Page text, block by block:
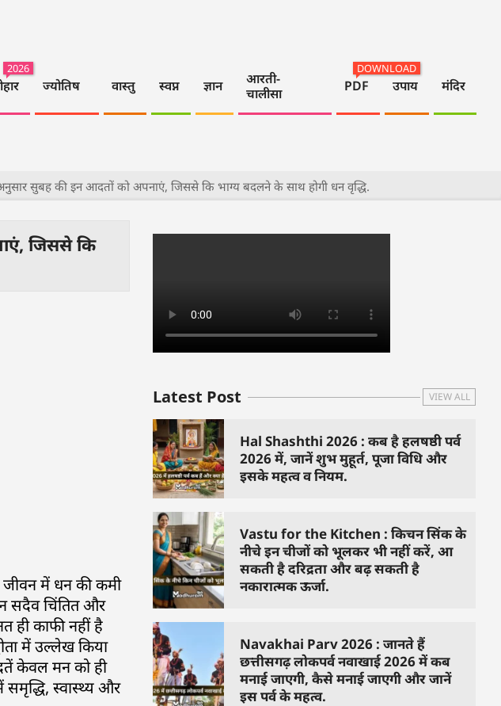
2026
ज्योतिष वास्तु स्वप्न ज्ञान
आरती-
चालीसा
PDF
DOWNLOAD
उपाय मंदिर
सुबह की इन आदतों को अपनाएं, जिससे कि भाग्य बदलने के साथ होगी धन वृद्धि.
जिससे कि
में धन की कमी
सदैव चिंतित और
ही काफी नहीं है
में उल्लेख किया
केवल मन को ही
स्वास्थ्य और
Latest Post VIEW ALL
Hal Shashthi 2026 : कब है हलषष्ठी पर्व
2026 में, जानें शुभ मुहूर्त, पूजा विधि और
इसके महत्व व नियम.
Vastu for the Kitchen : किचन सिंक के
नीचे इन चीजों को भूलकर भी नहीं करें, आ
सकती है दरिद्रता और बढ़ सकती है
नकारात्मक ऊर्जा.
Navakhai Parv 2026 : जानते हैं
छत्तीसगढ़ लोकपर्व नवाखाई 2026 में कब
मनाई जाएगी, कैसे मनाई जाएगी और जानें
इस पर्व के महत्व.